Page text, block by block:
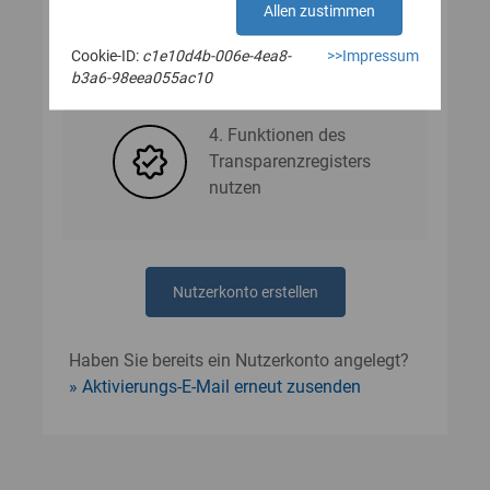
3. Nutzerdaten angeben
4. Funktionen des
Transparenzregisters
nutzen
Nutzerkonto erstellen
Haben Sie bereits ein Nutzerkonto angelegt?
Aktivierungs-E-Mail erneut zusenden
Allen zustimmen
Cookie-ID: c1e10d4b-006e-4ea8-
b3a6-98eea055ac10
>>Impressum